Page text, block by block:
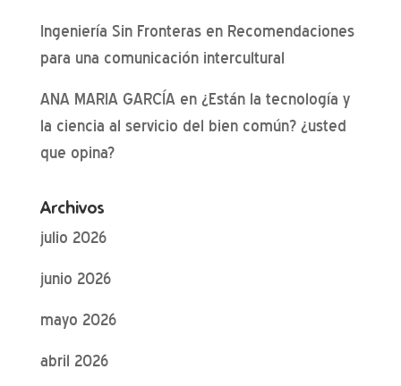
Ingeniería Sin Fronterasen Recomendaciones
para una comunicación intercultural
ANA MARIA GARCÍA en ¿Están la tecnología y
la ciencia al servicio del bien común? ¿usted
que opina?
Archivos
julio 2026
junio 2026
mayo 2026
abril 2026